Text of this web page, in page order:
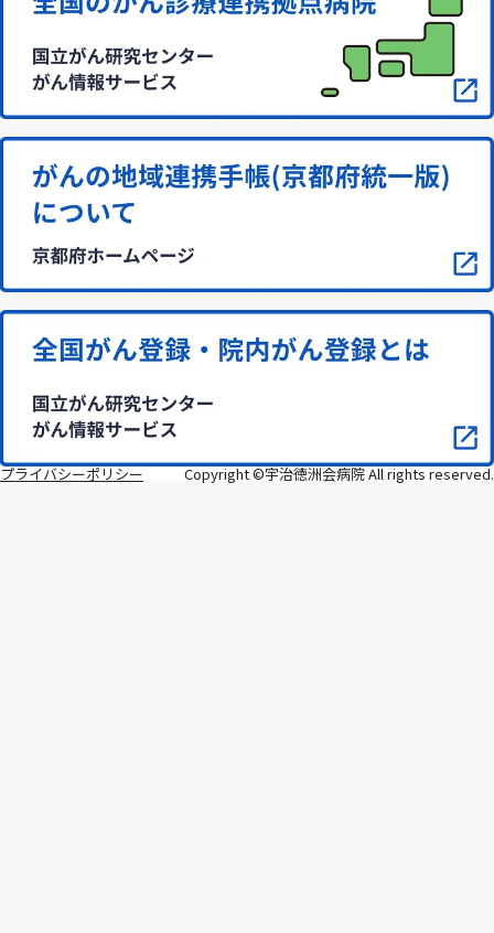
プライバシーポリシー Copyright ©宇治徳洲会病院 All rights reserved.